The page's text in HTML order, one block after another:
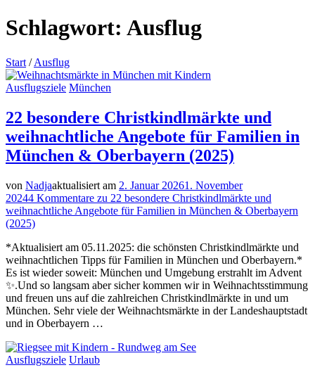
Schlagwort: Ausflug
Start / Ausflug
Ausflugsziele München
22 besondere Christkindlmärkte und
weihnachtliche Angebote für Familien in
München & Oberbayern (2025)
von Nadjaaktualisiert am 2. Januar 20261. November
20244 Kommentare zu 22 besondere Christkindlmärkte und
weihnachtliche Angebote für Familien in München & Oberbayern
(2025)
*Aktualisiert am 05.11.2025: die schönsten Christkindlmärkte und
weihnachtlichen Tipps für Familien in München und Oberbayern.*
Es ist wieder soweit: München und Umgebung erstrahlt im Advent
✨.Und so langsam aber sicher kommen wir in Weihnachtsstimmung
und freuen uns auf die zahlreichen Christkindlmärkte in und um
München. Sehr viele der Weihnachtsmärkte in der Landeshauptstadt
und in Oberbayern …
Ausflugsziele Urlaub